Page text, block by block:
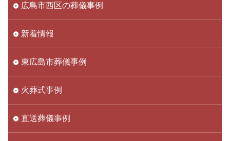
広島市西区の葬儀事例
新着情報
東広島市葬儀事例
火葬式事例
直送葬儀事例